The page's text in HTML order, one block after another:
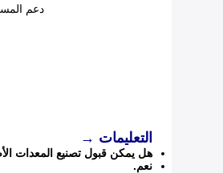
دعم
التعليمات →
هل يمكن قبول تصنيع المعدات
نعم.